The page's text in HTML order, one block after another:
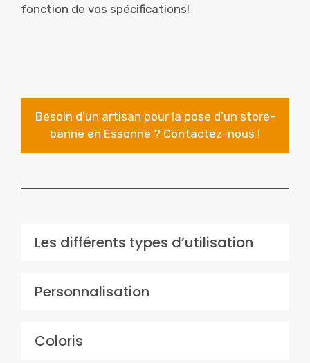
fonction de vos spécifications!
Besoin d’un artisan pour la pose d’un store-
banne en Essonne ? Contactez-nous !
Les différents types d’utilisation
Personnalisation
Coloris